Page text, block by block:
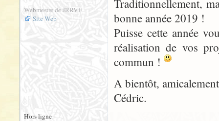
Webmestre de JRRVF
Site Web
Traditionnellement,
bonne année 2019 !
Puisse cette année
réalisation de vos
commun !
A bientôt,
Cédric.
Hors ligne